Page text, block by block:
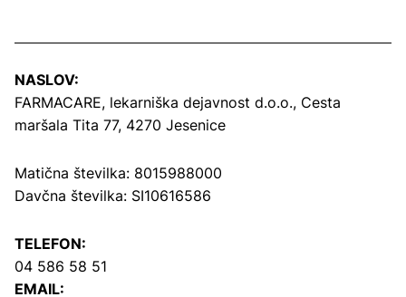
NASLOV:
FARMACARE, lekarniška dejavnost d.o.o., Cesta
maršala Tita 77, 4270 Jesenice
Matična številka: 8015988000
Davčna številka: SI10616586
TELEFON:
04 586 58 51
EMAIL: